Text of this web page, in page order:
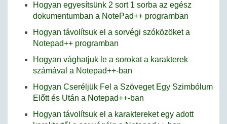
Hogyan egyesítsünk 2 sort 1 sorba az egész
dokumentumban a NotePad++ programban
Hogyan távolítsuk el a sorvégi szóközöket a
Notepad++ programban
Hogyan vághatjuk le a sorokat a karakterek
számával a Notepad++-ban
Hogyan Cseréljük Fel a Szöveget Egy Szimbólum
Előtt és Után a Notepad++-ban
Hogyan távolítsuk el a karaktereket egy adott